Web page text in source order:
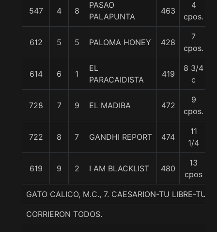
547 4 8
PASAO
PALAPUNTA
463
4
cpos.
612 5 5 PALOMA HONEY 428
7
cpos.
614 6 1
EL
PARACAIDISTA
419
8 3/4
c
728 7 9 EL MADIBA 472
9
cpos.
722 8 7 GANDHI REPORT 474
11
1/4
619 9 2 I AM BLACKLIST 480
13
cpos
GATO CALICO, M.C., 7. CAESARION-TU LIBRE-
CORRIERON TODOS.